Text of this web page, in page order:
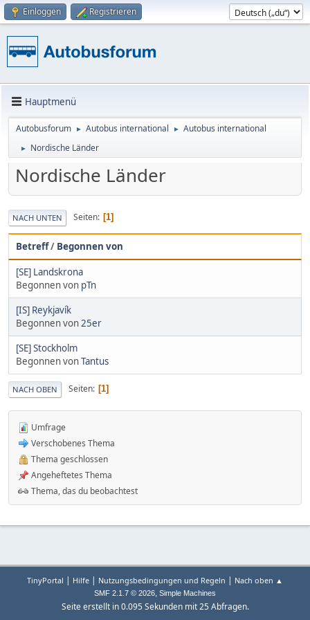
Einloggen Registrieren
Hauptmenü
Autobusforum ► Autobus international ► Autobus international
► Nordische Länder
Nordische Länder
NACH UNTEN Seiten 1
Betreff/ Begonnen von
[SE] Landskrona
Begonnen von pTn
[IS] Reykjavík
Begonnen von 25er
[SE] Stockholm
Begonnen vonTantus
NACH OBEN Seiten 1
Umfrage
Verschobenes Thema
Thema geschlossen
Angeheftetes Thema
Thema, das du beobachtest
TinyPortal | Hilfe | Nutzungsbedingungen und Regeln | Nach oben ▲
SMF 2.1.7 © 2026, Simple Machines
Seite erstellt in 0.095 Sekunden mit 25 Abfragen.